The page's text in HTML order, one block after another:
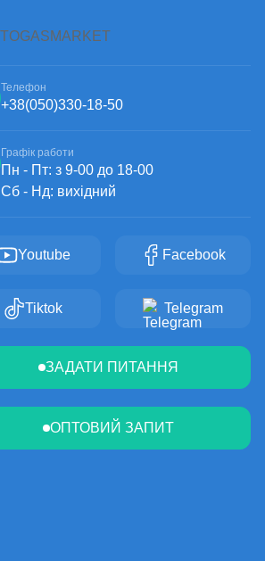
Телефон
+38(050)330-18-50
Графік работи
Пн - Пт: з 9-00 до 18-00
Сб - Нд: вихідний
Youtube Facebook
Tiktok Telegram
ЗАДАТИ ПИТАННЯ
ОПТОВИЙ ЗАПИТ